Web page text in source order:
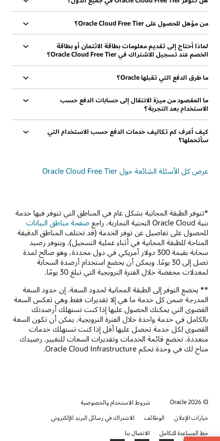
من مؤهل للحصول على Oracle Cloud Free Tier؟
لماذا أحتاج إلى تقديم معلومات بطاقة الائتمان أو بطاقة
الخصم عند تسجيل الاشتراك في Oracle Cloud Free Tier؟
ما طرق الدفع التي تقبلها Oracle؟
ما المقصود من ميزة الانتقال إلى حسابات الدفع حسب
الاستخدام بعد التجربة؟
كيف أعرف كم تكاليف خدمات الدفع حسب الاستخدام التي
سأتحملها؟
عرض كل الأسئلة الشائعة حول Oracle Cloud Free Tier‏
*تتوفر الطبقة المجانية بشكل عام في المناطق التي تتوفر فيها خدمة
بنية Oracle Cloud التحتية التجارية. راجع
صفحة مناطق البيانات
للحصول على تفاصيل عن توفر الخدمة (قد تختلف المناطق الدقيقة
المتاحة للطبقة المجانية في أثناء عملية التسجيل). ويتوفر رصيد
سحابة بقيمة 300 دولار أمريكي في دول محددة، وهو صالح لمدة
تصل إلى 30 يومًا. ويمكن أن يخضع استخدام أرصدة السحابة
لمعدلات مخفضة خلال الفترة الترويجية التي تبلغ 30 يومًا.
** يخضع التوفر إلى الطبقة المجانية لحدود السعة. إن حدود السعة
المدرجة ضمن كل خدمة ما هي إلا تقديرات فقط وهي تعكس السعة
القصوى التي يمكنك الحصول عليها إذا كنت تستهلك أرصدتك
بالكامل في خدمة واحدة خلال الفترة الترويجية. يمكن أن تكون السعة
القصوى لكل خدمة تحصل عليها أقل إذا كنت تستهلك خدمات
متعددة. تخضع قائمة الخدمات وتقديرات السعات للتغيير. ‏‫رصيدك
متاح لك في وحدة تحكم Oracle Cloud Infrastructure.
© 2026 Oracle
شروط الاستخدام والخصوصية
خيارات الإعلان
الوظائف
الاشتراك في رسائل البريد الإلكتروني
خط المساعدة للتكامل
الاتصال بنا